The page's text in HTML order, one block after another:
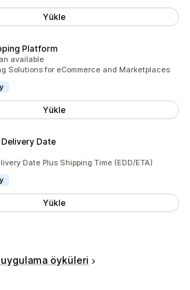
Yükle
Platform
available
Solutions for eCommerce and Marketplaces
Yükle
Date
Date Plus Shipping Time (EDD/ETA)
Yükle
öyküleri